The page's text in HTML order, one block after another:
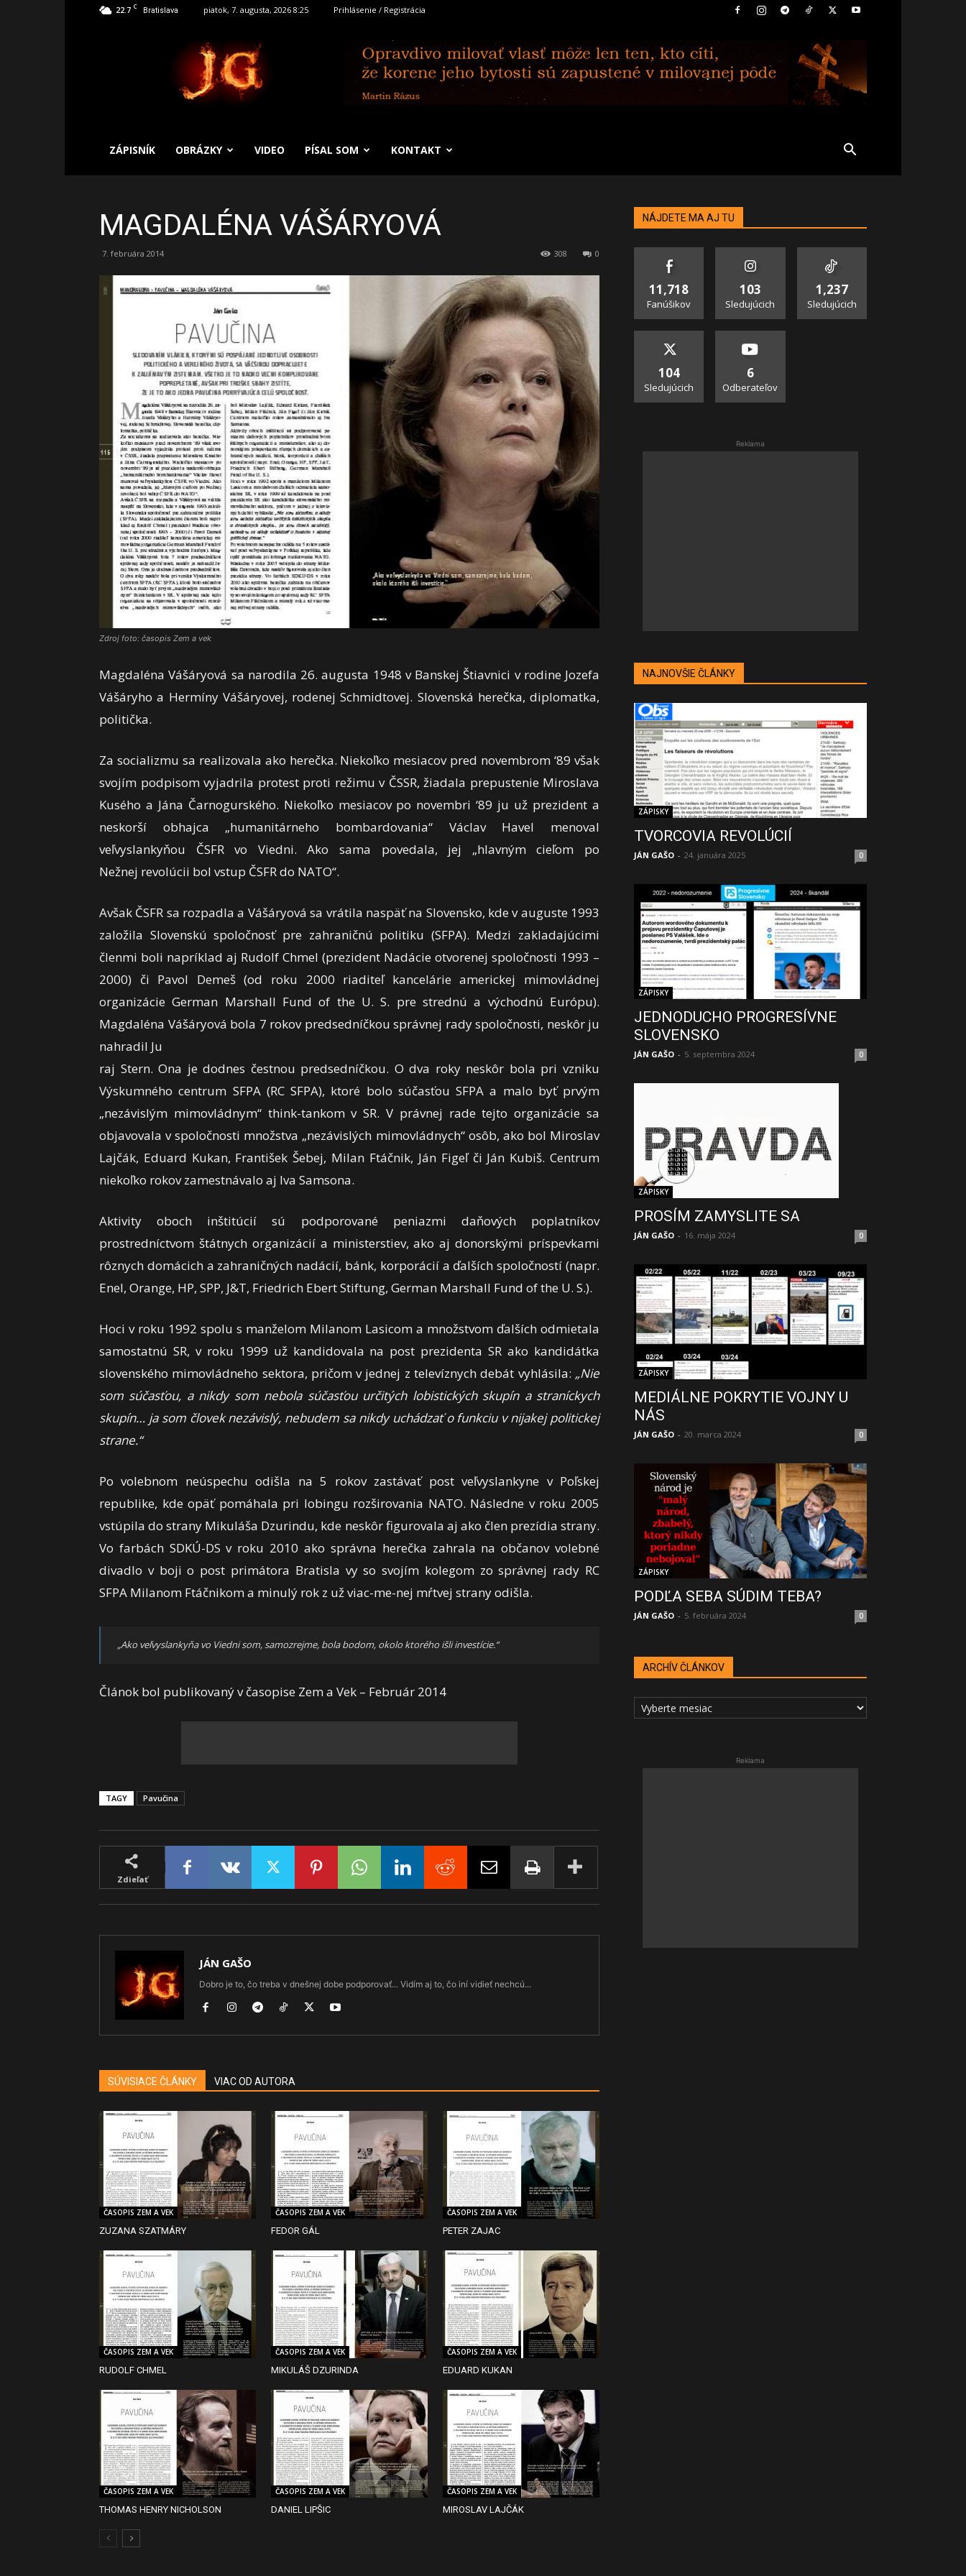
22.7 C Bratislava piatok, 7. augusta, 2026 8:25 Prihlásenie / Registrácia
SLOBODNÝ
ZÁPISNÍK OBRÁZKY VIDEO PÍSAL SOM KONTAKT
MAGDALÉNA VÁŠÁRYOVÁ
7. februára 2014 0
308
Zdroj foto: časopis Zem a vek
Magdaléna Vášáryová sa narodila 26. augusta 1948 v Banskej Štiavnici v rodine Jozefa
Vášáryho a Hermíny Vášáryovej, rodenej Schmidtovej. Slovenská herečka, diplomatka,
politička.
Za socializmu sa realizovala ako herečka. Niekoľko mesiacov pred novembrom ‘89 však
svojím podpisom vyjadrila protest proti režimu v ČSSR, žiadala prepustenie Miroslava
Kusého a Jána Čarnogurského. Niekoľko mesiacov po novembri ‘89 ju už prezident a
neskorší obhajca „humanitárneho bombardovania“ Václav Havel menoval
veľvyslankyňou ČSFR vo Viedni. Ako sama povedala, jej „hlavným cieľom po
Nežnej revolúcii bol vstup ČSFR do NATO“.
Avšak ČSFR sa rozpadla a Vášáryová sa vrátila naspäť na Slovensko, kde v auguste 1993
založila Slovenskú spoločnosť pre zahraničnú politiku (SFPA). Medzi zakladajúcimi
členmi boli napríklad aj Rudolf Chmel (prezident Nadácie otvorenej spoločnosti 1993 –
2000) či Pavol Demeš (od roku 2000 riaditeľ kancelárie americkej mimovládnej
organizácie German Marshall Fund of the U. S. pre strednú a východnú Európu).
Magdaléna Vášáryová bola 7 rokov predsedníčkou správnej rady spoločnosti, neskôr ju
nahradil Ju
raj Stern. Ona je dodnes čestnou predsedníčkou. O dva roky neskôr bola pri vzniku
Výskumného centrum SFPA (RC SFPA), ktoré bolo súčasťou SFPA a malo byť prvým
„nezávislým mimovládnym“ think-tankom v SR. V právnej rade tejto organizácie sa
objavovala v spoločnosti množstva „nezávislých mimovládnych“ osôb, ako bol Miroslav
Lajčák, Eduard Kukan, František Šebej, Milan Ftáčnik, Ján Figeľ či Ján Kubiš. Centrum
niekoľko rokov zamestnávalo aj Iva Samsona.
Aktivity oboch inštitúcií sú podporované peniazmi daňových poplatníkov
prostredníctvom štátnych organizácií a ministerstiev, ako aj donorskými príspevkami
rôznych domácich a zahraničných nadácií, bánk, korporácií a ďalších spoločností (napr.
Enel, Orange, HP, SPP, J&T, Friedrich Ebert Stiftung, German Marshall Fund of the U. S.).
Hoci v roku 1992 spolu s manželom Milanom Lasicom a množstvom ďalších odmietala
samostatnú SR, v roku 1999 už kandidovala na post prezidenta SR ako kandidátka
slovenského mimovládneho sektora, pričom v jednej z televíznych debát vyhlásila: „Nie
som súčasťou, a nikdy som nebola súčasťou určitých lobistických skupín a straníckych
skupín… ja som človek nezávislý, nebudem sa nikdy uchádzať o funkciu v nijakej politickej
strane.“
Po volebnom neúspechu odišla na 5 rokov zastávať post veľvyslankyne v Poľskej
republike, kde opäť pomáhala pri lobingu rozširovania NATO. Následne v roku 2005
vstúpila do strany Mikuláša Dzurindu, kde neskôr figurovala aj ako člen prezídia strany.
Vo farbách SDKÚ-DS v roku 2010 ako správna herečka zahrala na občanov volebné
divadlo v boji o post primátora Bratisla vy so svojím kolegom zo správnej rady RC
SFPA Milanom Ftáčnikom a minulý rok z už viac-me-nej mŕtvej strany odišla.
„Ako veľvyslankyňa vo Viedni som, samozrejme, bola bodom, okolo ktorého išli investície.“
Článok bol publikovaný v časopise Zem a Vek – Február 2014
TAGY Pavučina
Zdieľať
JÁN GAŠO
Dobro je to, čo treba v dnešnej dobe podporovať... Vidím aj to, čo iní vidieť nechcú...
SÚVISIACE ČLÁNKY VIAC OD AUTORA
ČASOPIS ZEM A VEK
ZUZANA SZATMÁRY
ČASOPIS ZEM A VEK
FEDOR GÁL
ČASOPIS ZEM A VEK
PETER ZAJAC
ČASOPIS ZEM A VEK
RUDOLF CHMEL
ČASOPIS ZEM A VEK
MIKULÁŠ DZURINDA
ČASOPIS ZEM A VEK
EDUARD KUKAN
ČASOPIS ZEM A VEK
THOMAS HENRY NICHOLSON
ČASOPIS ZEM A VEK
DANIEL LIPŠIC
ČASOPIS ZEM A VEK
MIROSLAV LAJČÁK
NÁJDETE MA AJ TU
11,718
Fanúšikov
103
Sledujúcich
1,237
Sledujúcich
104
Sledujúcich
6
Odberateľov
Reklama
NAJNOVŠIE ČLÁNKY
ZÁPISKY
TVORCOVIA REVOLÚCIÍ
JÁN GAŠO - 24. januára 2025 0
ZÁPISKY
JEDNODUCHO PROGRESÍVNE
SLOVENSKO
JÁN GAŠO - 5. septembra 2024 0
ZÁPISKY
PROSÍM ZAMYSLITE SA
JÁN GAŠO - 16. mája 2024 0
ZÁPISKY
MEDIÁLNE POKRYTIE VOJNY U
NÁS
JÁN GAŠO - 20. marca 2024 0
ZÁPISKY
PODĽA SEBA SÚDIM TEBA?
JÁN GAŠO - 5. februára 2024 0
ARCHÍV ČLÁNKOV
ARCHÍV
ČLÁNKOV
Reklama